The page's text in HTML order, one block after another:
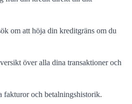
om att höja din kreditgräns om du
över alla dina transaktioner och
fakturor och betalningshistorik.